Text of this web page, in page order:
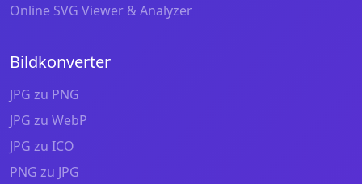
Online SVG Viewer & Analyzer
Bildkonverter
JPG zu PNG
JPG zu WebP
JPG zu ICO
PNG zu JPG